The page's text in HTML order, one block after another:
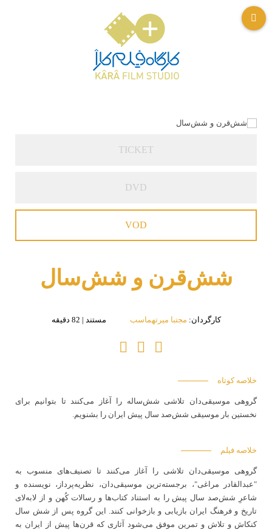
TICKET
DVD
VOD
شش‌قرن و شش‌سال
کارگردان: مجتبا میرتهماسب مستند | 82 دقیقه
خلاصه کوتاه
گروهی موسیقی‌دان تلاشی شش‌ساله را آغاز می‌کنند تا بتوانیم برای
نخستین بار موسیقی شش‌صد سال پیش ایران را بشنویم.
خلاصه فیلم
گروهی موسیقی‌دان تلاشی را آغاز می‌کنند تا تصنیف‌های منسوب به
"عبدالقادر مراغی"، برجسته‌ترین موسیقی‌دان، نظریه‌پرداز، نویسنده و
شاعرِ شش‌صد سال پیش را به استناد کتاب‌ها و رسالات کُهن و از لابه‌لای
تاریخ و فرهنگ ایران بازیابی و بازخوانی کنند. این گروه پس از شش سال
کنکاش و تلاش و تمرین موفق می‌شود آثاری که قرن‌ها پیش از ایران به